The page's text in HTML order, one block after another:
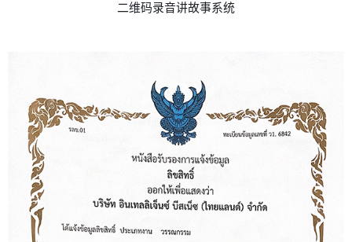
二维码录音讲故事系统